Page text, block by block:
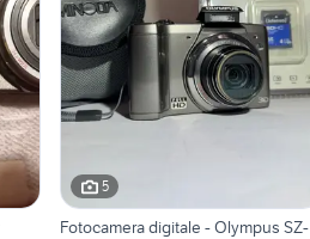
5
Fotocamera digitale - Olympus SZ-